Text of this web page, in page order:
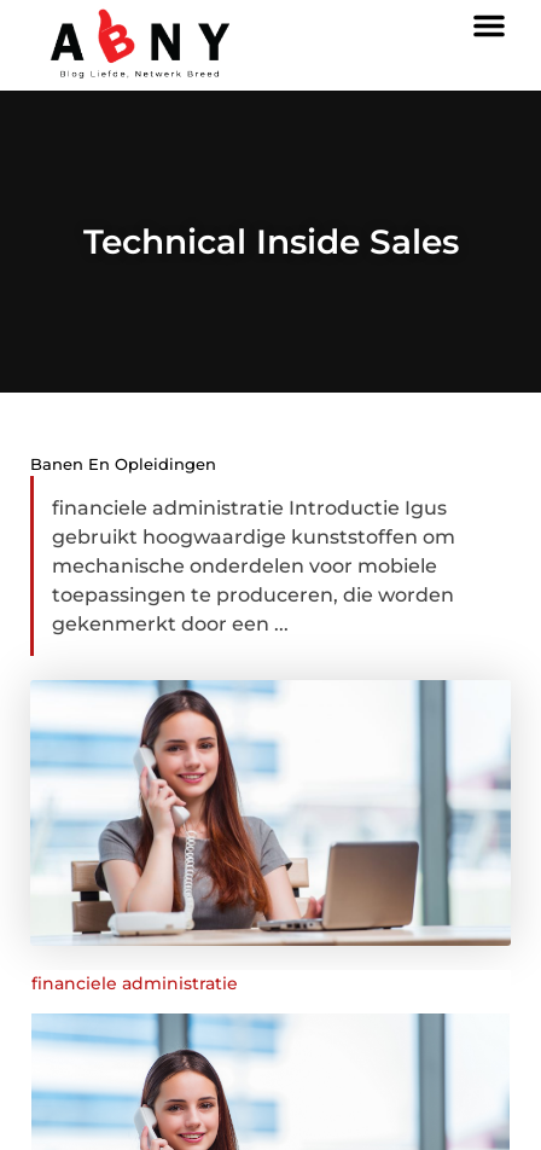
Technical Inside Sales
Banen En Opleidingen
financiele administratie Introductie Igus
gebruikt hoogwaardige kunststoffen om
mechanische onderdelen voor mobiele
toepassingen te produceren, die worden
gekenmerkt door een ...
financiele administratie